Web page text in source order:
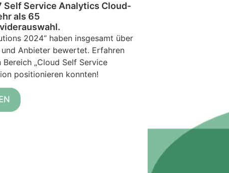
Service Analytics Cloud-
als 65
2024“ haben insgesamt über
Anbieter bewertet. Erfahren
„Cloud Self Service
positionieren konnten!